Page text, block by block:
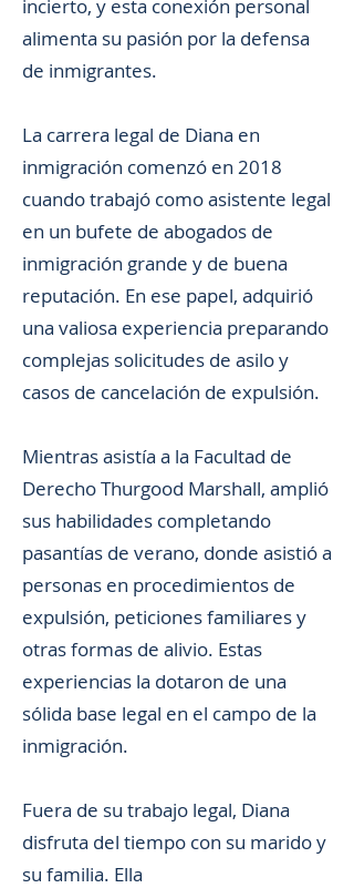
incierto, y esta conexión personal
alimenta su pasión por la defensa
de inmigrantes.
La carrera legal de Diana en
inmigración comenzó en 2018
cuando trabajó como asistente legal
en un bufete de abogados de
inmigración grande y de buena
reputación. En ese papel, adquirió
una valiosa experiencia preparando
complejas solicitudes de asilo y
casos de cancelación de expulsión.
Mientras asistía a la Facultad de
Derecho Thurgood Marshall, amplió
sus habilidades completando
pasantías de verano, donde asistió a
personas en procedimientos de
expulsión, peticiones familiares y
otras formas de alivio. Estas
experiencias la dotaron de una
sólida base legal en el campo de la
inmigración.
Fuera de su trabajo legal, Diana
disfruta del tiempo con su marido y
su familia. Ella